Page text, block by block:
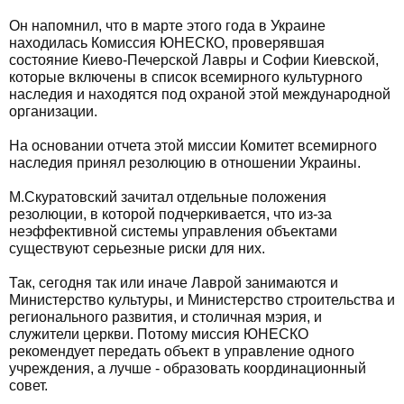
Он напомнил, что в марте этого года в Украине
находилась Комиссия ЮНЕСКО, проверявшая
состояние Киево-Печерской Лавры и Софии Киевской,
которые включены в список всемирного культурного
наследия и находятся под охраной этой международной
организации.
На основании отчета этой миссии Комитет всемирного
наследия принял резолюцию в отношении Украины.
М.Скуратовский зачитал отдельные положения
резолюции, в которой подчеркивается, что из-за
неэффективной системы управления объектами
существуют серьезные риски для них.
Так, сегодня так или иначе Лаврой занимаются и
Министерство культуры, и Министерство строительства и
регионального развития, и столичная мэрия, и
служители церкви. Потому миссия ЮНЕСКО
рекомендует передать объект в управление одного
учреждения, а лучше - образовать координационный
совет.